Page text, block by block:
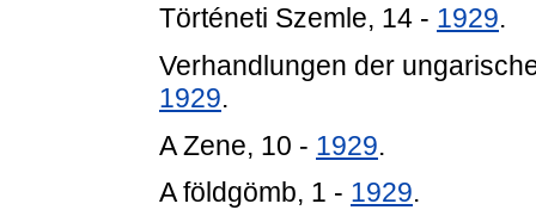
Történeti Szemle, 14 - 1929.
Verhandlungen der
1929.
A Zene, 10 - 1929.
A földgömb, 1 - 1929.